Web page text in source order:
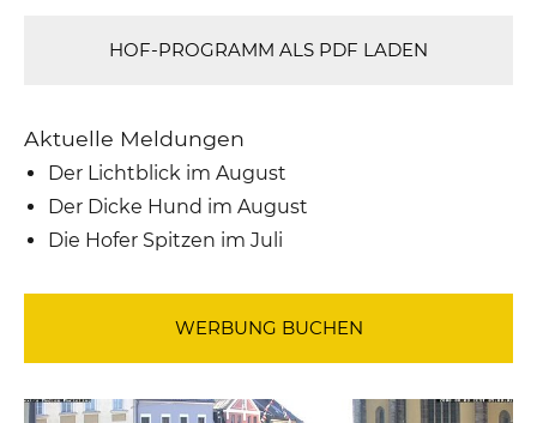
HOF-PROGRAMM ALS PDF LADEN
Aktuelle Meldungen
Der Lichtblick im August
Der Dicke Hund im August
Die Hofer Spitzen im Juli
WERBUNG BUCHEN